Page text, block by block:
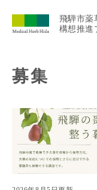
飛騨市薬
構想推進
文
募集